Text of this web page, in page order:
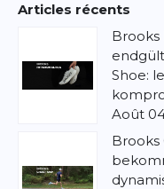
Articles récents
Brooks
Shoe:
Août
Brooks